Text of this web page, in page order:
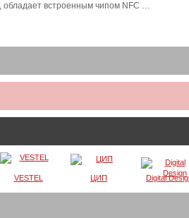
обладает встроенным чипом NFC …
VESTEL ЦИП Digital